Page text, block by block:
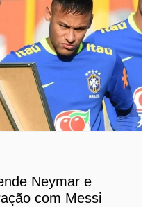
Neymar e
com Messi